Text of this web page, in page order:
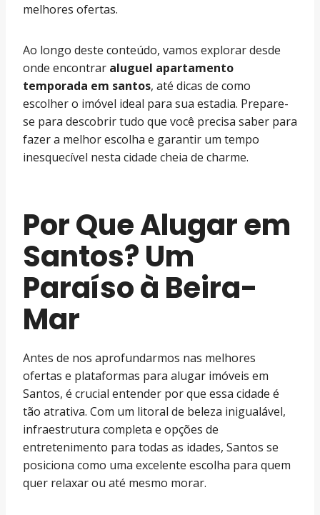
melhores ofertas.
Ao longo deste conteúdo, vamos explorar desde
onde encontrar aluguel apartamento
temporada em santos, até dicas de como
escolher o imóvel ideal para sua estadia. Prepare-
se para descobrir tudo que você precisa saber para
fazer a melhor escolha e garantir um tempo
inesquecível nesta cidade cheia de charme.
Por Que Alugar em
Santos? Um
Paraíso à Beira-
Mar
Antes de nos aprofundarmos nas melhores
ofertas e plataformas para alugar imóveis em
Santos, é crucial entender por que essa cidade é
tão atrativa. Com um litoral de beleza inigualável,
infraestrutura completa e opções de
entretenimento para todas as idades, Santos se
posiciona como uma excelente escolha para quem
quer relaxar ou até mesmo morar.